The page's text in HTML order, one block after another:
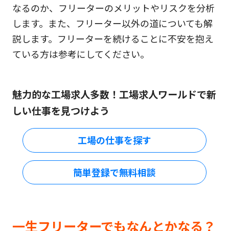
なるのか、フリーターのメリットやリスクを分析
します。また、フリーター以外の道についても解
説します。フリーターを続けることに不安を抱え
ている方は参考にしてください。
魅力的な工場求人多数！工場求人ワールドで新
しい仕事を見つけよう
工場の仕事を探す
簡単登録で無料相談
一生フリーターでもなんとかなる？